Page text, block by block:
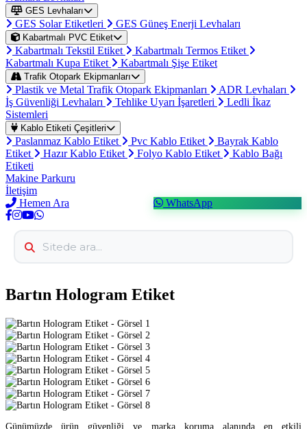
GES Levhaları
GES Solar Etiketleri GES Güneş Enerji Levhaları
Kabartmalı PVC Etiket
Kabartmalı Tekstil Etiket
Kabartmalı Termos Etiket
Kabartmalı Kupa Etiket
Kabartmalı Şişe Etiket
Trafik Otopark Ekipmanları
Plastik ve Metal Trafik Otopark Ekipmanları
ADR Levhaları
İş Güvenliği Levhaları
Tehlike Uyarı İşaretleri
Ledli İkaz
Sistemleri
Kablo Etiketi Çeşitleri
Paslanmaz Kablo Etiket Pvc Kablo Etiket
Bayrak Kablo
Etiket
Hazır Kablo Etiket Folyo Kablo Etiket
Kablo Bağı
Etiketi
Makine Parkuru
İletişim
Hemen Ara
WhatsApp
Bartın Hologram Etiket
Günümüzde ürün güvenliği ve marka koruma alanında en etkili